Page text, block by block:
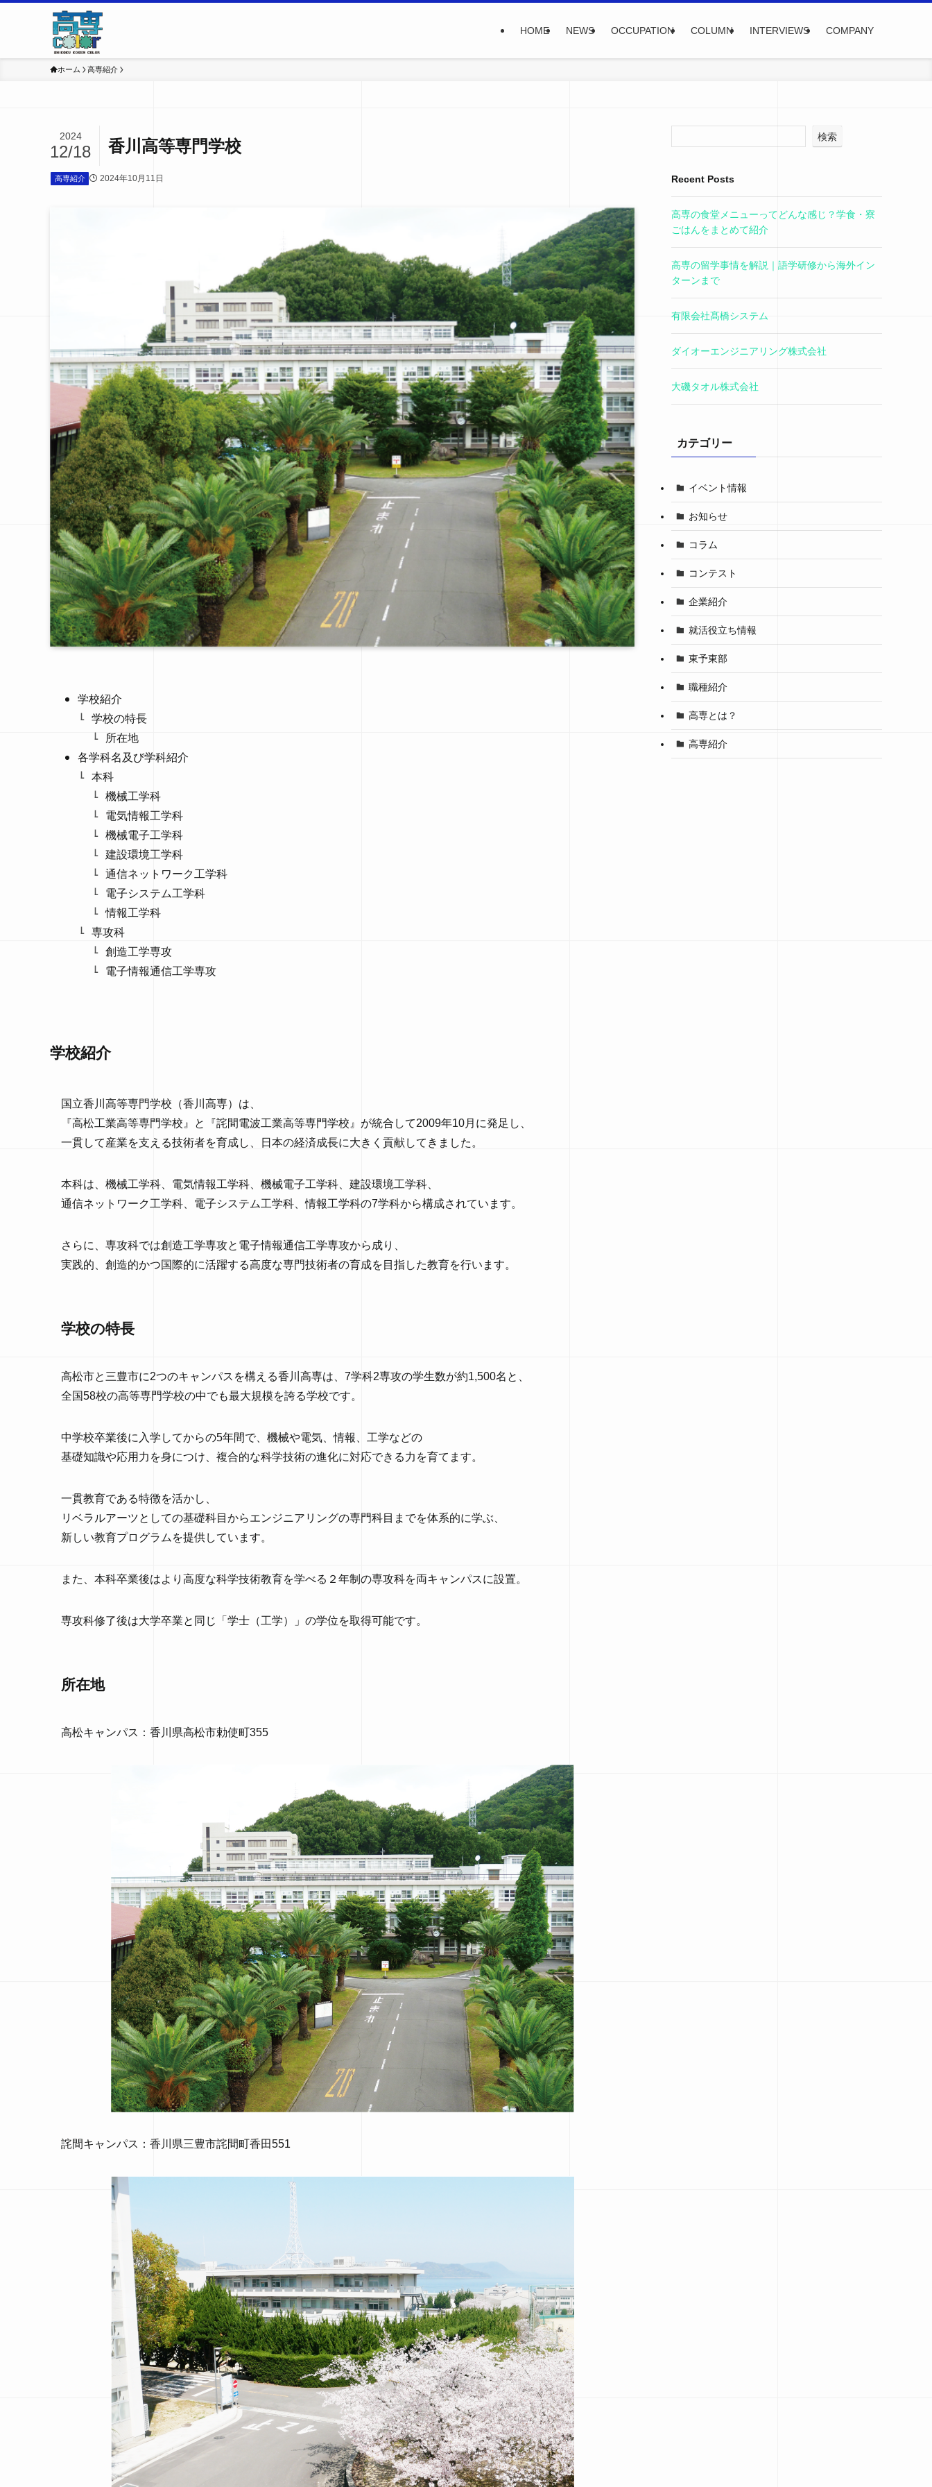
HOME NEWS OCCUPATION COLUMN INTERVIEWS COMPANY
ホーム 高専紹介
香川高等専門学校
2024
12/18
高専紹介 2024年10月11日
学校紹介
学校の特長
所在地
各学科名及び学科紹介
本科
機械工学科
電気情報工学科
機械電子工学科
建設環境工学科
通信ネットワーク工学科
電子システム工学科
情報工学科
専攻科
創造工学専攻
電子情報通信工学専攻
学校紹介
国立香川高等専門学校（香川高専）は、
『高松工業高等専門学校』と『詫間電波工業高等専門学校』が統合して2009年10月に発足し、
一貫して産業を支える技術者を育成し、日本の経済成長に大きく貢献してきました。
本科は、機械工学科、電気情報工学科、機械電子工学科、建設環境工学科、
通信ネットワーク工学科、電子システム工学科、情報工学科の7学科から構成されています。
さらに、専攻科では創造工学専攻と電子情報通信工学専攻から成り、
実践的、創造的かつ国際的に活躍する高度な専門技術者の育成を目指した教育を行います。
学校の特長
高松市と三豊市に2つのキャンパスを構える香川高専は、7学科2専攻の学生数が約1,500名と、
全国58校の高等専門学校の中でも最大規模を誇る学校です。
中学校卒業後に入学してからの5年間で、機械や電気、情報、工学などの
基礎知識や応用力を身につけ、複合的な科学技術の進化に対応できる力を育てます。
一貫教育である特徴を活かし、
リベラルアーツとしての基礎科目からエンジニアリングの専門科目までを体系的に学ぶ、
新しい教育プログラムを提供しています。
また、本科卒業後はより高度な科学技術教育を学べる２年制の専攻科を両キャンパスに設置。
専攻科修了後は大学卒業と同じ「学士（工学）」の学位を取得可能です。
所在地
高松キャンパス：香川県高松市勅使町355
詫間キャンパス：香川県三豊市詫間町香田551
検索
Recent Posts
高専の食堂メニューってどんな感じ？学食・寮
ごはんをまとめて紹介
高専の留学事情を解説｜語学研修から海外イン
ターンまで
有限会社髙橋システム
ダイオーエンジニアリング株式会社
大磯タオル株式会社
カテゴリー
イベント情報
お知らせ
コラム
コンテスト
企業紹介
就活役立ち情報
東予東部
職種紹介
高専とは？
高専紹介